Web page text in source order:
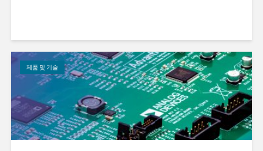
제품 및 기술